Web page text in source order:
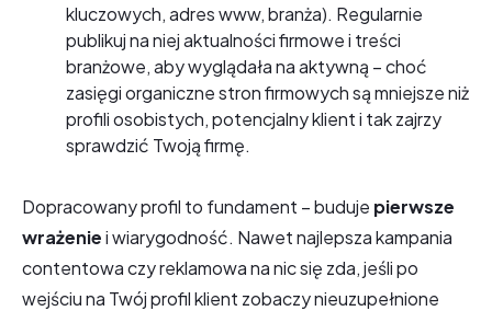
kluczowych, adres www, branża). Regularnie
publikuj na niej aktualności firmowe i treści
branżowe, aby wyglądała na aktywną – choć
zasięgi organiczne stron firmowych są mniejsze niż
profili osobistych, potencjalny klient i tak zajrzy
sprawdzić Twoją firmę.
Dopracowany profil to fundament – buduje pierwsze
wrażeniei wiarygodność. Nawet najlepsza kampania
contentowa czy reklamowa na nic się zda, jeśli po
wejściu na Twój profil klient zobaczy nieuzupełnione